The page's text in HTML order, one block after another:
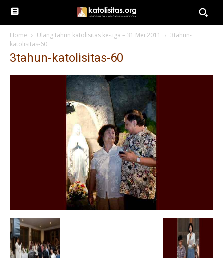
Home Ulang tahun katolisitas ke-tiga – 31 Mei 2011
3tahun-
katolisitas-60
3tahun-katolisitas-60